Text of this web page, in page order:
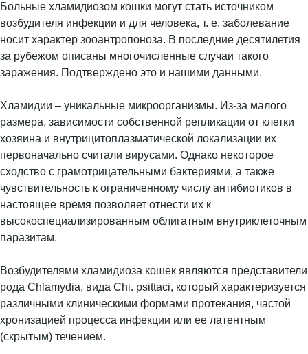
Больные хламидиозом кошки могут стать источником
возбудителя инфекции и для человека, т. е. заболевание
носит характер зооантропоноза. В последние десятилетия
за рубежом описаны многочисленные случаи такого
заражения. Подтверждено это и нашими данными.
Хламидии – уникальные микроорганизмы. Из-за малого
размера, зависимости собственной репликации от клетки
хозяина и внутрицитоплазматической локализации их
первоначально считали вирусами. Однако некоторое
сходство с грамотрицательными бактериями, а также
чувствительность к ограниченному числу антибиотиков в
настоящее время позволяет отнести их к
высокоспециализированным облигатным внутриклеточным
паразитам.
Возбудителями хламидиоза кошек являются представители
рода Chlamydia, вида Chi. psittaci, который характеризуется
различными клиническими формами протекания, частой
хронизацией процесса инфекции или ее латентным
(скрытым) течением.